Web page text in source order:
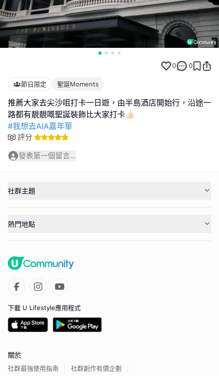
0 0
節日限定 聖誕Moments
推薦大家去尖沙咀打卡一日遊，由半島酒店開始行，沿途一
#我想去AIA嘉年華
評分
發表第一個留言...
社群主題
熱門地點
下載 U Lifestyle應用程式
關於
社群最強使用指南 社群創作有價企劃